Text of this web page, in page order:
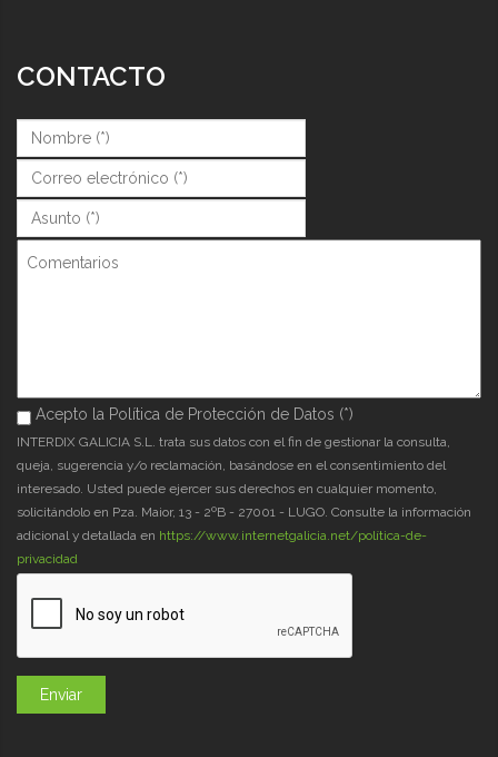
CONTACTO
Nombre (*)*
Correo (*)*
Asunto (*)*
Comentarios
Acepto la Política de Protección de Datos (*)
Acepto la Política de Protección de Datos (*)
INTERDIX GALICIA S.L. trata sus datos con el fin de gestionar la consulta,
queja, sugerencia y/o reclamación, basándose en el consentimiento del
interesado. Usted puede ejercer sus derechos en cualquier momento,
solicitándolo en Pza. Maior, 13 - 2ºB - 27001 - LUGO. Consulte la información
adicional y detallada en https://www.internetgalicia.net/política-de-
privacidad